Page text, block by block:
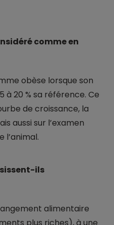
comme en
obèse lorsque son
à 20 % sa référence. Ce
de croissance, la
aussi sur l’examen
l’animal.
ils
alimentaire